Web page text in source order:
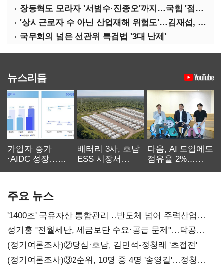
장동혁도 모라자 '서범수·진종오'까지…국힘 '점입가경'
'상시근로자 수 아닌 산업재해 위험도'…김재섭, 산재예방 지원기준 손질
국무회의 넘은 선관위 특검법 '3대 난제'
뉴스리듬
가입자 증가
·AIDC 성장…
배터리 3사, 호남
ESS 시장서
다음, AI 도입에도
점유율 2%…
주요 뉴스
'1400조' 국유자산 통합관리…반도체 넘어 주력산업
구조혁신
성기홍 "전월세난, 세금보단 수요·공급 문제"…닥공
시사
(정기여론조사)②당심·호남, 김민석-정청래 '초접전'
(정기여론조사)③2순위, 10명 중 4명 '송영길'…정청래